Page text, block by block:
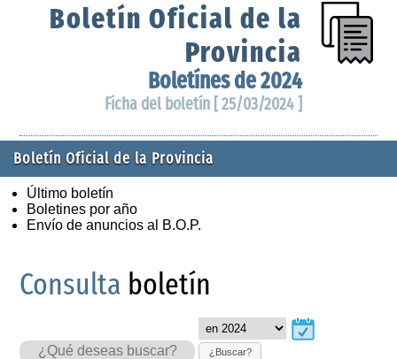
Boletín Oficial de la
Provincia
Boletínes de 2024
Ficha del boletín [ 25/03/2024 ]
Boletín Oficial de la Provincia
Último boletín
Boletines por año
Envío de anuncios al B.O.P.
Consulta boletín
¿Buscar?